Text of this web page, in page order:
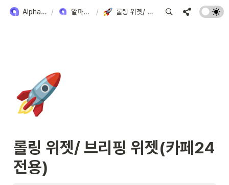
Alpha Review 사용 방법 / 알파리뷰 위젯 모아보기 / 롤링 위젯/ 브리핑 위젯(카페24 전용)
🚀
롤링 위젯/ 브리핑 위젯(카페24
전용)